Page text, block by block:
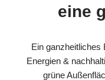
eine
Ein ganzheitliches
Energien &
grüne